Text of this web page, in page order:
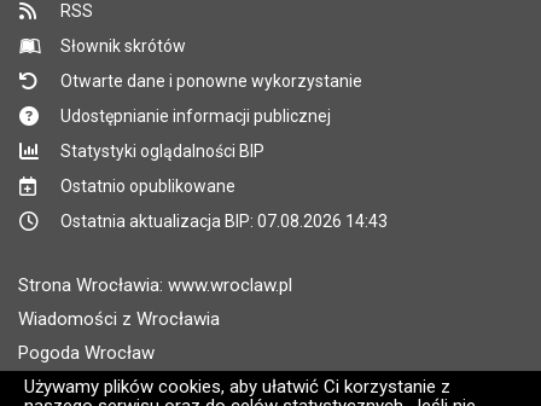
Używamy plików cookies, aby ułatwić Ci korzystanie z
RSS
Słownik skrótów
Otwarte dane i ponowne wykorzystanie
Udostępnianie informacji publicznej
Statystyki oglądalności BIP
Ostatnio opublikowane
Ostatnia aktualizacja BIP: 07.08.2026 14:43
Strona Wrocławia: www.wroclaw.pl
Wiadomości z Wrocławia
Pogoda Wrocław
Rozkłady jazdy MPK Wrocław